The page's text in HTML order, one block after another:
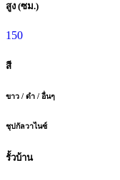
สูง (ซม.)
150
สี
ขาว / ดำ / อื่นๆ
ชุปกัลวาไนซ์
รั้วบ้าน